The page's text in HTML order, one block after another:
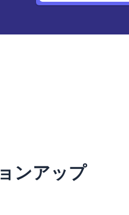
ンアップ